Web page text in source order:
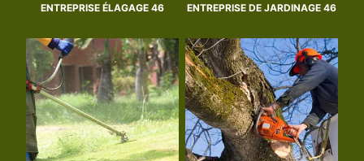
ENTREPRISE ÉLAGAGE 46 ENTREPRISE DE JARDINAGE 46